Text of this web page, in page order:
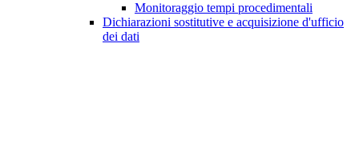
Monitoraggio tempi procedimentali
Dichiarazioni sostitutive e acquisizione d'ufficio
dei dati